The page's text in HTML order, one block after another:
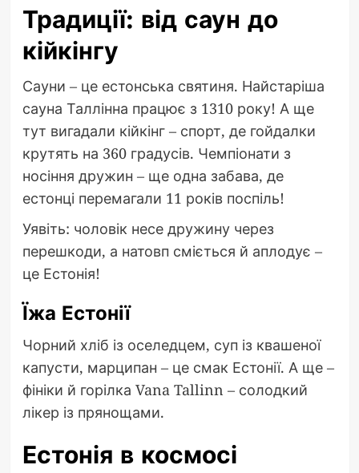
Традиції: від саун до
кійкінгу
Сауни – це естонська святиня. Найстаріша
сауна Таллінна працює з 1310 року! А ще
тут вигадали кійкінг – спорт, де гойдалки
крутять на 360 градусів. Чемпіонати з
носіння дружин – ще одна забава, де
естонці перемагали 11 років поспіль!
Уявіть: чоловік несе дружину через
перешкоди, а натовп сміється й аплодує –
це Естонія!
Їжа Естонії
Чорний хліб із оселедцем, суп із квашеної
капусти, марципан – це смак Естонії. А ще –
фініки й горілка Vana Tallinn – солодкий
лікер із прянощами.
Естонія в космосі